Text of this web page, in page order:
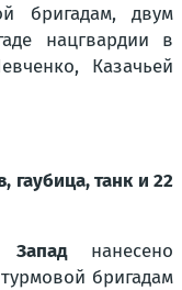
бригадам, двум
нацгвардии в
Казачьей
гаубица, танк и 22
Западнанесено
бригадам